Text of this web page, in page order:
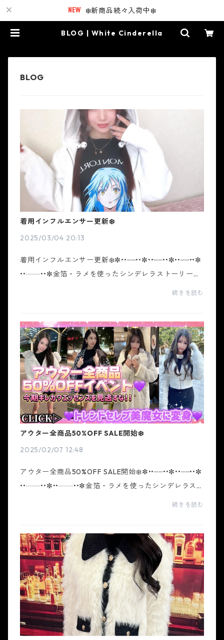
❄️新商品続々入荷中❄️
BLOG | White Cinderella
着用インフルエンサー更新❄️
2025/03/04 20:13
着用インフルエンサー更新❄️✼••┈┈••✼••┈┈••✼••┈┈••✼
••┈┈••✼金箔・ラメを使ったシンデレラストーリーを
モチーフにデザインを作り込んだギャルブランド ホワ
続きを読む
アウター全商品50%OFF SALE開始❄️
2025/02/07 12:48
アウター全商品50%OFF SALE開始❄️✼••┈┈••✼••┈┈••✼
••┈┈••✼••┈┈••✼金箔・ラメを使ったシンデレラスト
ーリーをモチーフにデザインを作り込んだギャルブラ
続きを読む